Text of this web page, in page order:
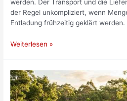
werden. Der Transport und die
der Regel unkompliziert, wenn
Entladung frühzeitig geklärt
Transport
von
Sandstein
–
Weiterlesen »